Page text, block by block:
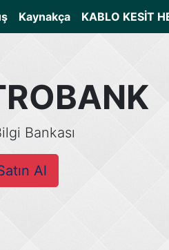
Kaynakça KABLO KESİT
Bankası
Al